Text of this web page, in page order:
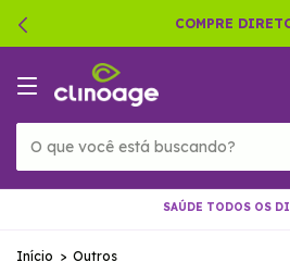
COMPRE DIRETO DA
SAÚDE TODOS OS
Início > Outros